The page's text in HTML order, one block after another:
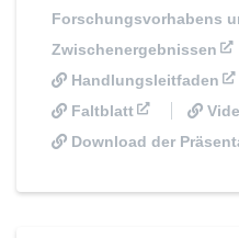
Forschungsvorhabens
Zwischenergebnissen
Handlungsleitfaden
Faltblatt
Download der